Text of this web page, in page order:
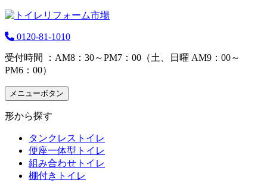
0120-81-1010
受付時間 ：AM8：30～PM7：00（土、日曜 AM9：00～
PM6：00）
メニューボタン
形から探す
タンクレストイレ
便座一体型トイレ
組み合わせトイレ
棚付きトイレ